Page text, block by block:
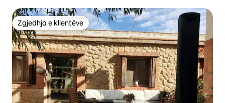
Zgjedhja e klientëve
Zgjedhja e klientëve